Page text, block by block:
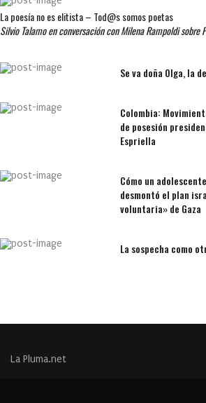
La poesía no es elitista – Tod@s somos poetas
Silvio Talamo en conversación con Milena Rampoldi sobre
Se va doña Olga, la
Colombia:
de posesión
Espriella
Cómo un
desmontó el plan
voluntaria» de Gaza
La sospecha como
La Pluma.net